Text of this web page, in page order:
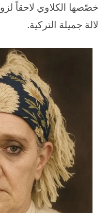
خصّصها الكلاوي لاحقاً
لالة جميلة التركية.